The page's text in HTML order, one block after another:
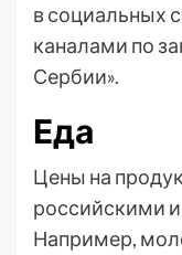
в социальных
каналами по
Сербии».
Еда
Цены на
российскими
Например,